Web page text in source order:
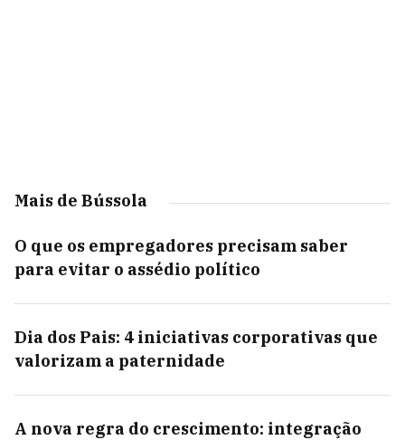
Mais de Bússola
O que os empregadores precisam saber
para evitar o assédio político
Dia dos Pais: 4 iniciativas corporativas que
valorizam a paternidade
A nova regra do crescimento: integração